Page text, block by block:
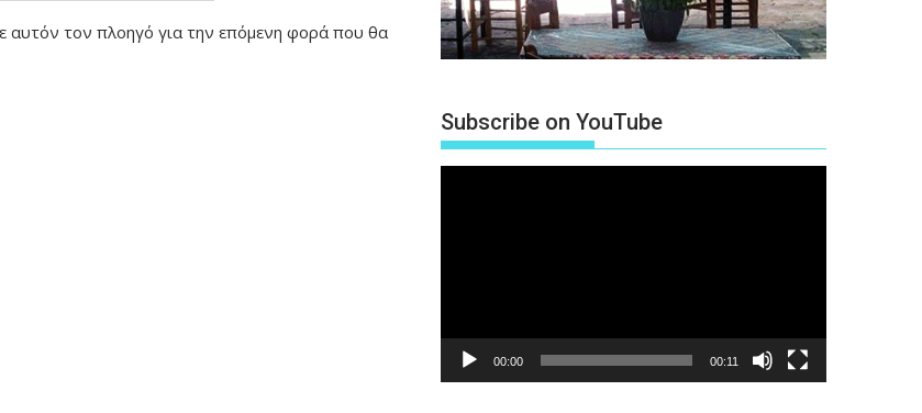
αυτόν τον πλοηγό για την επόμενη φορά που θα
Subscribe on YouTube
00:00 00:11